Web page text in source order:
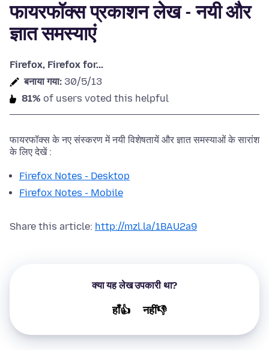
फायरफॉक्स प्रकाशन लेख - नयी और
ज्ञात समस्याएं
Firefox, Firefox for...
बनाया गया: 30/5/13
81% of users voted this helpful
फायरफॉक्स के नए संस्करण में नयी विशेषतायें और ज्ञात समस्याओं के सारांश
के लिए देखें :
Firefox Notes - Desktop
Firefox Notes - Mobile
Share this article: http://mzl.la/1BAU2a9
क्या यह लेख उपकारी था?
हाँ👍 नहीं👎